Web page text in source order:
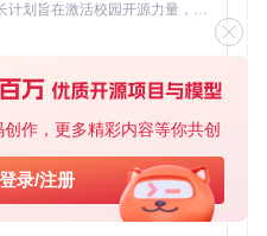
作，更多精彩内容等你共创
录/注册
「源启盛夏」暑期校园开发者成长计划旨在激活校园开源力量，通过积分激励、认证扶持、资源倾斜等形式，引导高校组织和开发者完成「入驻 — 建项目 — 做贡献 — 获认证 — 得资源」的完整闭环。无论你是想带领社团入驻平台的组织者，还是希望用代码贡献证明自己的开发者，都能在这里找到属于你的成长路径。
基于Python的Xiaozhi AI，适用于想要完整Xiaozhi体验而无需拥有专用硬件的用户。